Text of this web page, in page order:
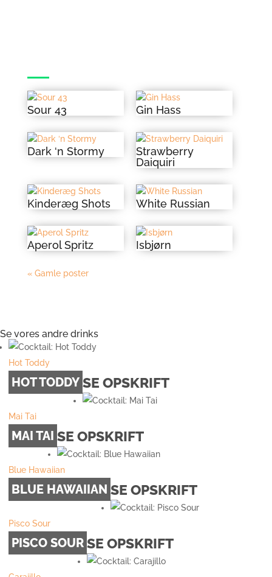
Sour 43 Gin Hass
Dark ‘n Stormy
Strawberry
Daiquiri
Kinderæg Shots White Russian
Aperol Spritz Isbjørn
« Gamle poster
Se vores andre drinks
Hot Toddy
HOT TODDY SE OPSKRIFT
Mai Tai
MAI TAI SE OPSKRIFT
Blue Hawaiian
BLUE HAWAIIAN SE OPSKRIFT
Pisco Sour
PISCO SOUR SE OPSKRIFT